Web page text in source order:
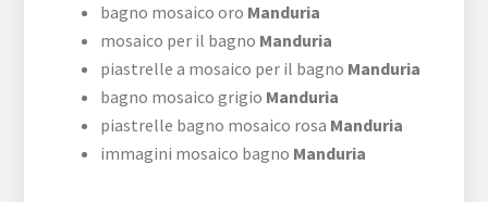
bagno mosaico oro Manduria
mosaico per il bagno Manduria
piastrelle a mosaico per il bagno Manduria
bagno mosaico grigio Manduria
piastrelle bagno mosaico rosa Manduria
immagini mosaico bagno Manduria